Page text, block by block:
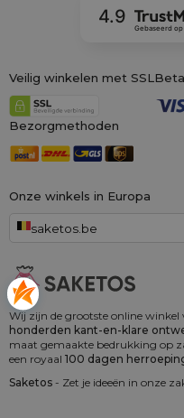
Wij zijn de grootste online winkel
honderden kant-en-klare
maat gemaakte bedrukking op
een royaal 100 dagen
Saketos - Zet je ideeën in onze
Onze winkels in Europa
saketos.be
4.9
Gebaseerd op
Veilig winkelen met SSL
Bezorgmethoden